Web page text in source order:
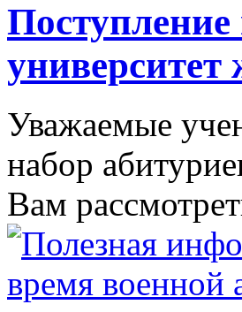
университет
Уважаемые
набор
Вам